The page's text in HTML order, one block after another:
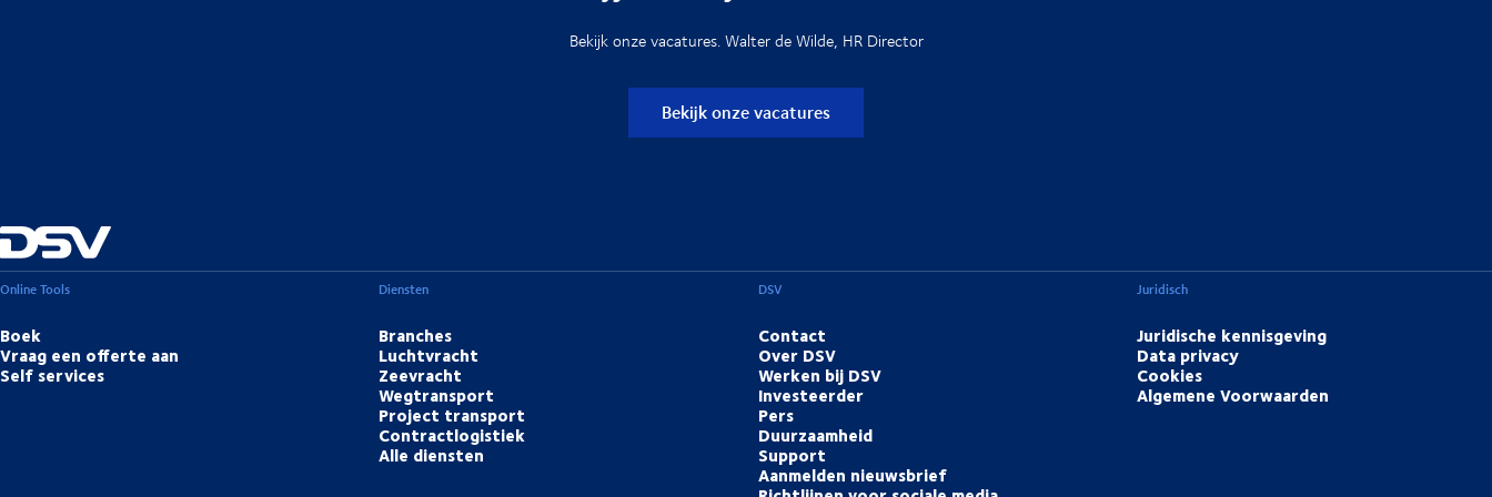
Bekijk onze vacatures. Walter de Wilde, HR Director
Bekijk onze vacatures
Online Tools
Boek
Vraag een offerte aan
Self services
Diensten
Branches
Luchtvracht
Zeevracht
Wegtransport
Project transport
Contractlogistiek
Alle diensten
DSV
Contact
Over DSV
Werken bij DSV
Investeerder
Pers
Duurzaamheid
Support
Aanmelden nieuwsbrief
Juridisch
Juridische kennisgeving
Data privacy
Cookies
Algemene Voorwaarden